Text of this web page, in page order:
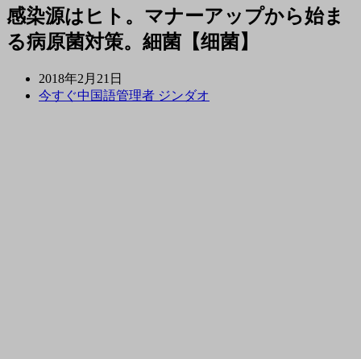
感染源はヒト。マナーアップから始ま
る病原菌対策。細菌【细菌】
2018年2月21日
今すぐ中国語管理者 ジンダオ